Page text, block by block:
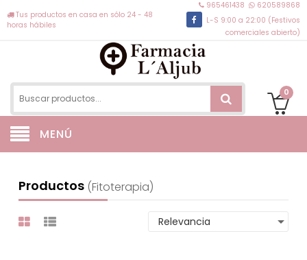
Tus productos en casa en sólo 24 - 48
horas hábiles
965461438
620589868
L-S 9:00 a 22:00 (Festivos
comerciales abierto)
0
MENÚ
Productos (fitoterapia)